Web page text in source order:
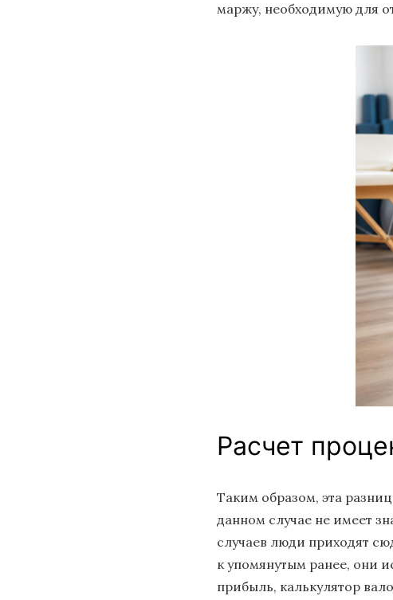
маржу, необходимую для
Расчет
Таким образом, эта
данном случае не имеет
случаев люди приходят
к упомянутым ранее, они
прибыль, калькулятор